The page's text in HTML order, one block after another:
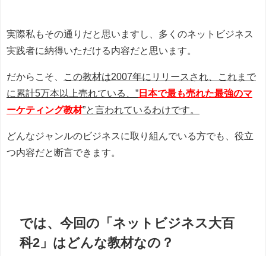
実際私もその通りだと思いますし、多くのネットビジネス
実践者に納得いただける内容だと思います。
だからこそ、
この教材は2007年にリリースされ、これまで
に累計5万本以上売れている、” 日本で最も売れた最強のマ
ーケティング教材”と言われているわけです。
どんなジャンルのビジネスに取り組んでいる方でも、役立
つ内容だと断言できます。
では、今回の「ネットビジネス大百
科2」はどんな教材なの？